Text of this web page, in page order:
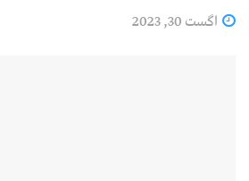
اگست 30, 2023